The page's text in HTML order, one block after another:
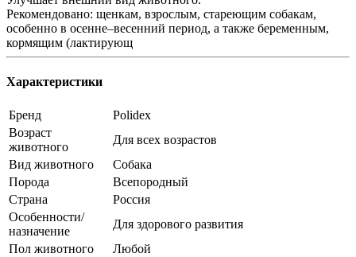
Рекомендовано: щенкам, взрослым, стареющим собакам,
особенно в осенне–весенний период, а также беременным,
кормящим (лактирующ
Характеристики
Бренд
Polidex
Возраст
животного
Для всех возрастов
Вид животного
Собака
Порода
Всепородный
Страна
Россия
Особенности/
назначение
Для здорового развития
Пол животного
Любой